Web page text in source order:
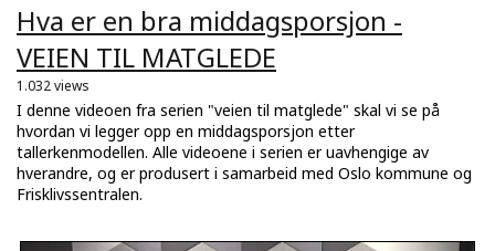
Hva er en bra middagsporsjon -
VEIEN TIL MATGLEDE
1.032 views
I denne videoen fra serien "veien til matglede" skal vi se på
hvordan vi legger opp en middagsporsjon etter
tallerkenmodellen. Alle videoene i serien er uavhengige av
hverandre, og er produsert i samarbeid med Oslo kommune og
Frisklivssentralen.